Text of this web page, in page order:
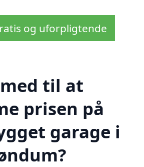
og uforpligtende
til at
prisen på
garage i